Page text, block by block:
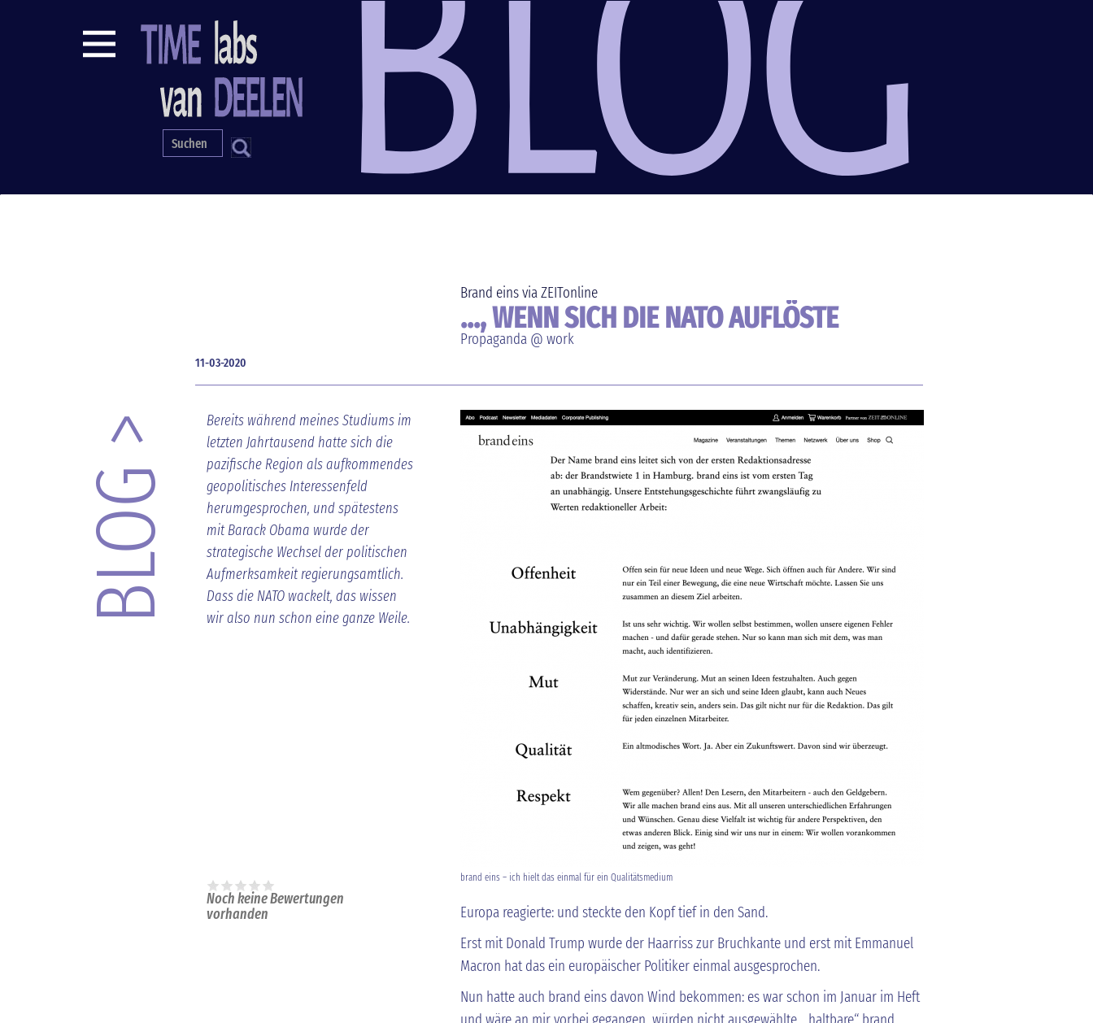
S
BLOG >
Brand eins via ZEITonline
..., WENN SICH DIE NATO AUFLÖSTE
Propaganda @ work
11-03-2020
Bereits während meines Studiums im
letzten Jahrtausend hatte sich die
pazifische Region als aufkommendes
geopolitisches Interessenfeld
herumgesprochen, und spätestens
mit Barack Obama wurde der
strategische Wechsel der politischen
Aufmerksamkeit regierungsamtlich.
Dass die NATO wackelt, das wissen
wir also nun schon eine ganze Weile.
brand eins – ich hielt das einmal für ein Qualitätsmedium
Noch keine Bewertungen
vorhanden
Europa reagierte: und steckte den Kopf tief in den Sand.
Erst mit Donald Trump wurde der Haarriss zur Bruchkante und erst mit Emmanuel
Macron hat das ein europäischer Politiker einmal ausgesprochen.
Nun hatte auch brand eins davon Wind bekommen: es war schon im Januar im Heft
und wäre an mir vorbei gegangen, würden nicht ausgewählte, „haltbare“ brand